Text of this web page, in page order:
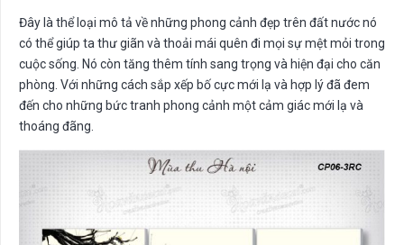
Đây là thể loại mô tả về những phong cảnh đẹp trên đất nước nó
có thể giúp ta thư giãn và thoải mái quên đi mọi sự mệt mỏi trong
cuộc sống. Nó còn tăng thêm tính sang trọng và hiện đại cho căn
phòng. Với những cách sắp xếp bố cực mới lạ và hợp lý đã đem
đến cho những bức tranh phong cảnh một cảm giác mới lạ và
thoáng đãng.